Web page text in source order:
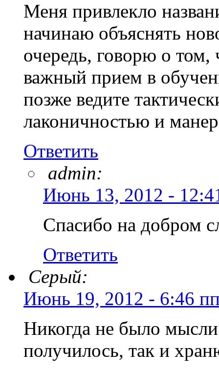
Меня привлекло
начинаю объяснять
очередь, говорю о том,
важный прием в
позже ведите
лаконичностью и
Ответить
admin:
Июнь 13, 2012 -
Спасибо на добром
Ответить
Серый:
Июнь 19, 2012 - 6:46
Никогда не было
получилось, так и